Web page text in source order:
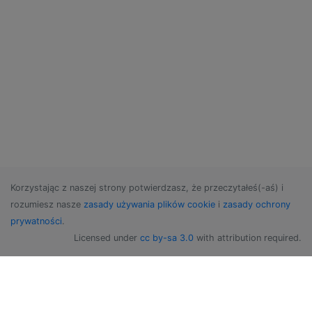
Korzystając z naszej strony potwierdzasz, że przeczytałeś(-aś) i
rozumiesz nasze zasady używania plików cookie i zasady ochrony
prywatności.
Licensed under cc by-sa 3.0 with attribution required.